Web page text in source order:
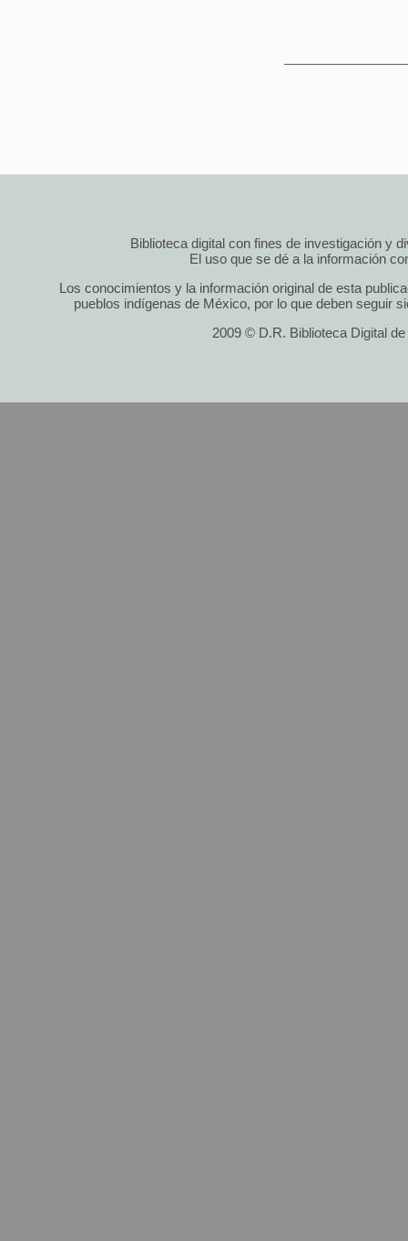
Biblioteca digital con fines de investigación y
El uso que se dé a la información
Los conocimientos y la información original de esta
pueblos indígenas de México, por lo que deben seguir
2009 © D.R. Biblioteca Digital